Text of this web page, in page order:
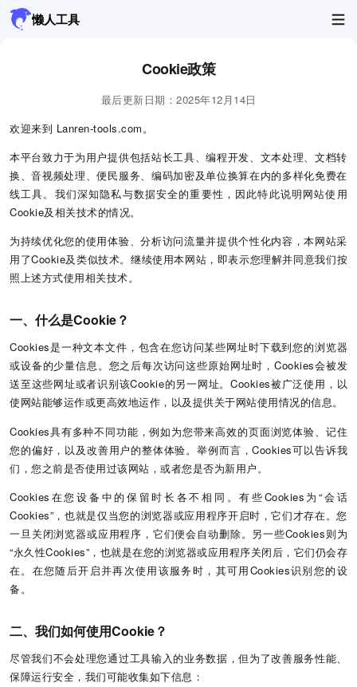
懒人工具
Cookie政策
最后更新日期：2025年12月14日
欢迎来到 Lanren-tools.com。
本平台致力于为用户提供包括站长工具、编程开发、文本处理、文档转
换、音视频处理、便民服务、编码加密及单位换算在内的多样化免费在
线工具。我们深知隐私与数据安全的重要性，因此特此说明网站使用
Cookie及相关技术的情况。
为持续优化您的使用体验、分析访问流量并提供个性化内容，本网站采
用了Cookie及类似技术。继续使用本网站，即表示您理解并同意我们按
照上述方式使用相关技术。
一、什么是Cookie？
Cookies是一种文本文件，包含在您访问某些网址时下载到您的浏览器
或设备的少量信息。您之后每次访问这些原始网址时，Cookies会被发
送至这些网址或者识别该Cookie的另一网址。Cookies被广泛使用，以
使网站能够运作或更高效地运作，以及提供关于网站使用情况的信息。
Cookies具有多种不同功能，例如为您带来高效的页面浏览体验、记住
您的偏好，以及改善用户的整体体验。举例而言，Cookies可以告诉我
们，您之前是否使用过该网站，或者您是否为新用户。
Cookies在您设备中的保留时长各不相同。有些Cookies为“会话
Cookies”，也就是仅当您的浏览器或应用程序开启时，它们才存在。您
一旦关闭浏览器或应用程序，它们便会自动删除。另一些Cookies则为
“永久性Cookies”，也就是在您的浏览器或应用程序关闭后，它们仍会存
在。在您随后开启并再次使用该服务时，其可用Cookies识别您的设
备。
二、我们如何使用Cookie？
尽管我们不会处理您通过工具输入的业务数据，但为了改善服务性能、
保障运行安全，我们可能收集如下信息：